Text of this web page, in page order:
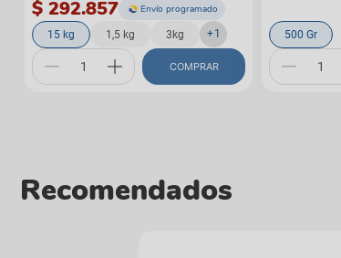
$ 292.857 Envío programado
15 kg 1,5 kg 3kg +1
COMPRAR
500 Gr
Recomendados